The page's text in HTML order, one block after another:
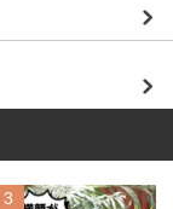
3